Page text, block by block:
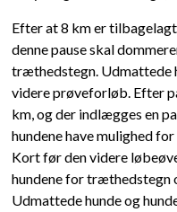
Efter at 8 km er
denne pause skal
træthedstegn. Udmattede
videre prøveforløb. Efter
km, og der indlægges en
hundene have mulighed
Kort før den videre
hundene for træthedstegn
Udmattede hunde og